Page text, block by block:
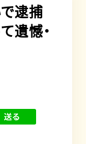
逮捕
遺憾・